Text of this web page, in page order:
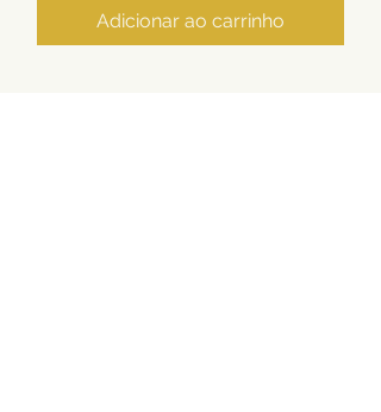
Adicionar ao carrinho